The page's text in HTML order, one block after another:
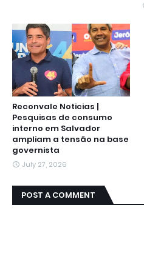
Reconvale Noticias |
Pesquisas de consumo
interno em Salvador
ampliam a tensão na base
governista
July 27, 2026
POST A COMMENT